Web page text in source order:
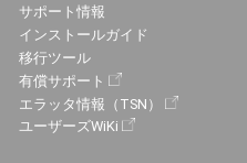
サポート情報
インストールガイド
移行ツール
有償サポート
エラッタ情報（TSN）
ユーザーズWiKi